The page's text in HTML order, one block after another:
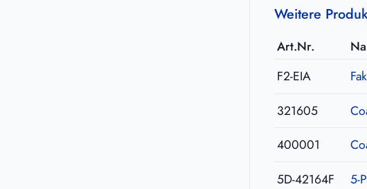
Weitere
Art.Nr.
F2-EIA
321605
400001
5D-42164F
5-